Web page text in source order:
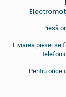
Piesă
Livrarea piesei se
Pentru orice